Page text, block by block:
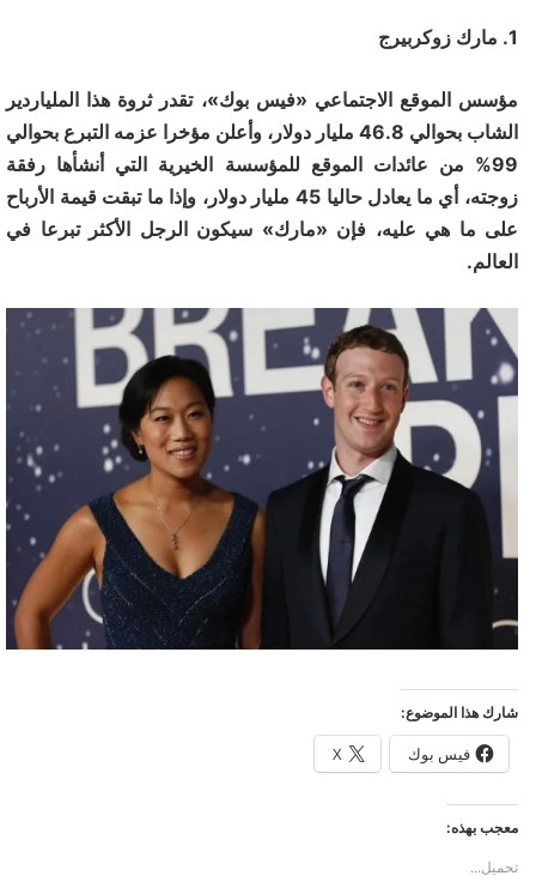
1. مارك زوكربيرج
مؤسس الموقع الاجتماعي «فيس بوك»، تقدر ثروة هذا الملياردير
الشاب بحوالي 46.8 مليار دولار، وأعلن مؤخرا عزمه التبرع بحوالي
99% من عائدات الموقع للمؤسسة الخيرية التي أنشأها رفقة
زوجته، أي ما يعادل حاليا 45 مليار دولار، وإذا ما تبقت قيمة الأرباح
على ما هي عليه، فإن «مارك» سيكون الرجل الأكثر تبرعا في
العالم.
شارك هذا الموضوع:
فيس بوك X
معجب بهذه:
تحميل...